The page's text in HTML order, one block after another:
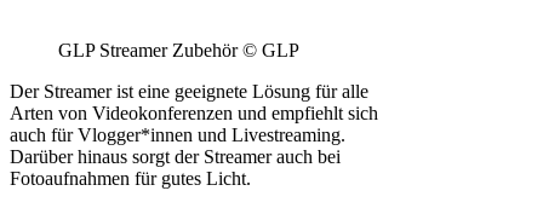
GLP Streamer Zubehör © GLP
Der Streamer ist eine geeignete Lösung für alle
Arten von Videokonferenzen und empfiehlt sich
auch für Vlogger*innen und Livestreaming.
Darüber hinaus sorgt der Streamer auch bei
Fotoaufnahmen für gutes Licht.